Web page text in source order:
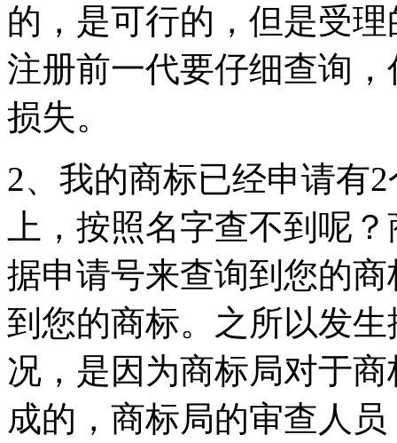
的，是可行的，但是受
注册前一代要仔细查询
损失。
2、我的商标已经申请有
上，按照名字查不到呢
据申请号来查询到您的
到您的商标。之所以发
况，是因为商标局对于
成的，商标局的审查人